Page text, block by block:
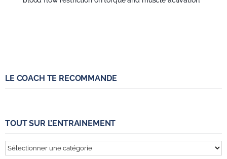
LE COACH TE RECOMMANDE
TOUT SUR L’ENTRAINEMENT
Tout
sur